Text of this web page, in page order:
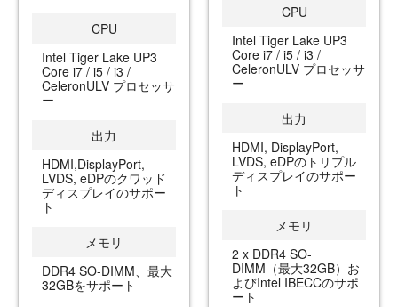
CPU
Intel Tiger Lake UP3
Core i7 / i5 / i3 /
CeleronULV プロセッサ
ー
出力
HDMI,DisplayPort,
LVDS, eDPのクワッド
ディスプレイのサポー
ト
メモリ
DDR4 SO-DIMM、最大
32GBをサポート
CPU
Intel Tiger Lake UP3
Core i7 / i5 / i3 /
CeleronULV プロセッサ
ー
出力
HDMI, DisplayPort,
LVDS, eDPのトリプル
ディスプレイのサポー
ト
メモリ
2 x DDR4 SO-
DIMM（最大32GB）お
よびIntel IBECCのサポ
ート